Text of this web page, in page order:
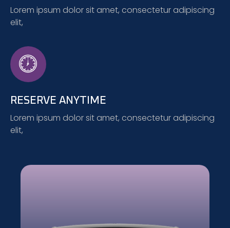
Lorem ipsum dolor sit amet, consectetur adipiscing
elit,
RESERVE ANYTIME
Lorem ipsum dolor sit amet, consectetur adipiscing
elit,